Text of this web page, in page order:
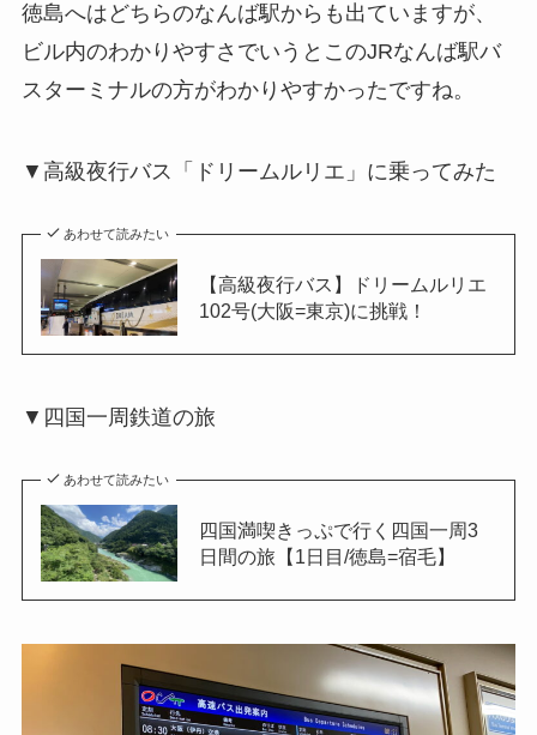
徳島へはどちらのなんば駅からも出ていますが、
ビル内のわかりやすさでいうとこのJRなんば駅バ
スターミナルの方がわかりやすかったですね。
▼高級夜行バス「ドリームルリエ」に乗ってみた
あわせて読みたい
【高級夜行バス】ドリームルリエ
102号(大阪=東京)に挑戦！
▼四国一周鉄道の旅
あわせて読みたい
四国満喫きっぷで行く四国一周3
日間の旅【1日目/徳島=宿毛】